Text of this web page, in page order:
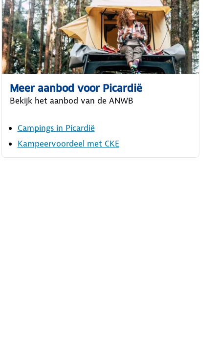
Meer aanbod voor Picardië
Bekijk het aanbod van de ANWB
Campings in Picardië
Kampeervoordeel met CKE